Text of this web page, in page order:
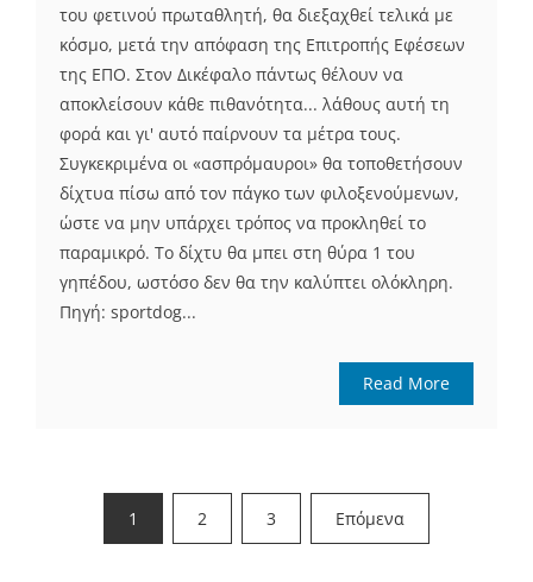
του φετινού πρωταθλητή, θα διεξαχθεί τελικά με
κόσμο, μετά την απόφαση της Επιτροπής Εφέσεων
της ΕΠΟ. Στον Δικέφαλο πάντως θέλουν να
αποκλείσουν κάθε πιθανότητα... λάθους αυτή τη
φορά και γι' αυτό παίρνουν τα μέτρα τους.
Συγκεκριμένα οι «ασπρόμαυροι» θα τοποθετήσουν
δίχτυα πίσω από τον πάγκο των φιλοξενούμενων,
ώστε να μην υπάρχει τρόπος να προκληθεί το
παραμικρό. Το δίχτυ θα μπει στη θύρα 1 του
γηπέδου, ωστόσο δεν θα την καλύπτει ολόκληρη.
Πηγή: sportdog...
Read More
Σελιδοποίηση
άρθρων
1 2 3 Επόμενα